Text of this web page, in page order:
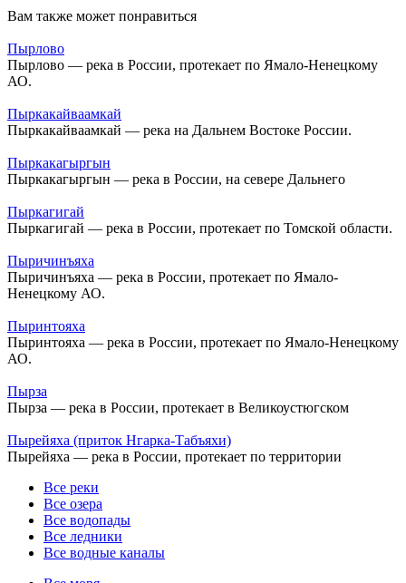
Вам также может понравиться
Пырлово
Пырлово — река в России, протекает по Ямало-Ненецкому
АО.
Пыркакайваамкай
Пыркакайваамкай — река на Дальнем Востоке России.
Пыркакагыргын
Пыркакагыргын — река в России, на севере Дальнего
Пыркагигай
Пыркагигай — река в России, протекает по Томской области.
Пыричинъяха
Пыричинъяха — река в России, протекает по Ямало-
Ненецкому АО.
Пыринтояха
Пыринтояха — река в России, протекает по Ямало-Ненецкому
АО.
Пырза
Пырза — река в России, протекает в Великоустюгском
Пырейяха (приток Нгарка-Табъяхи)
Пырейяха — река в России, протекает по территории
Все реки
Все озера
Все водопады
Все ледники
Все водные каналы